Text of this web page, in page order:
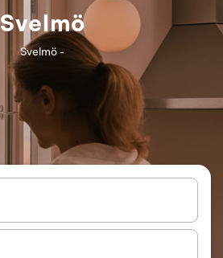
Svelmö
Svelmö -